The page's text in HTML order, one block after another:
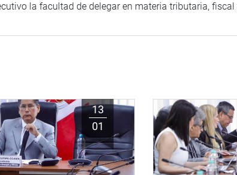
la facultad de delegar en materia tributaria,
13
01